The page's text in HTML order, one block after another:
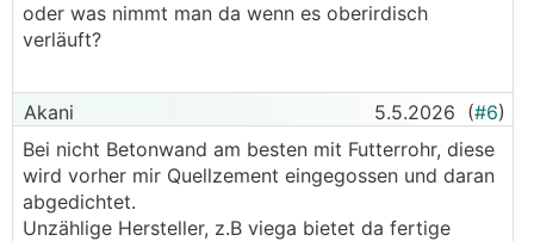
oder was nimmt man da wenn es oberirdisch
verläuft?
Akani 5.5.2026 (#6)
Bei nicht Betonwand am besten mit Futterrohr, diese
wird vorher mir Quellzement eingegossen und daran
abgedichtet.
Unzählige Hersteller, z.B viega bietet da fertige